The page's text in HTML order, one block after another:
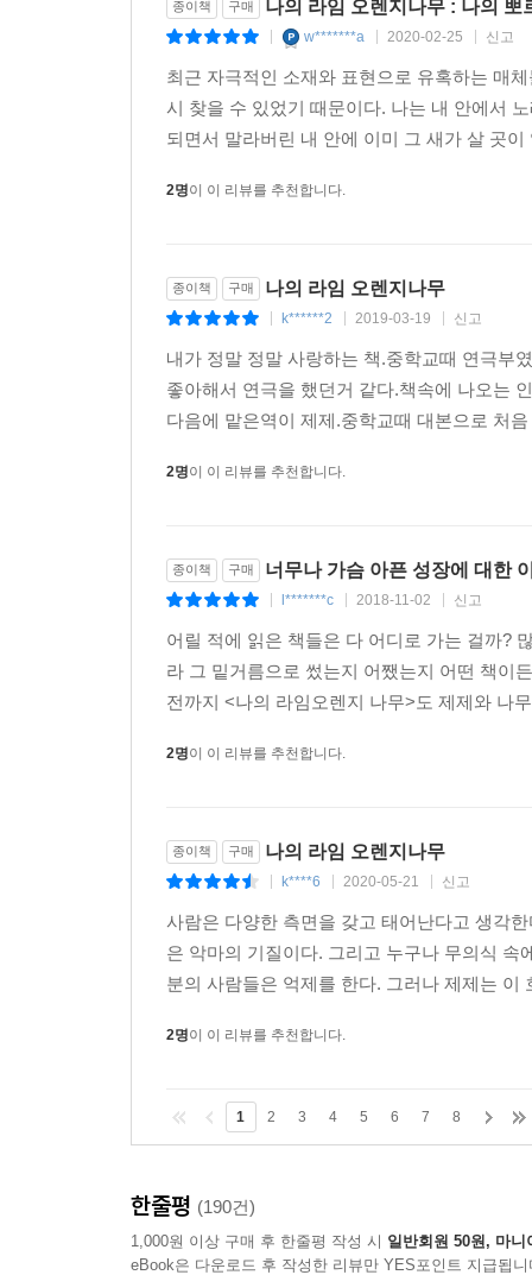
종이책 구매 나의 라임 오렌지나무 : 나의 뽀
w*******a 2020-02-25 신고
최근 자극적인 소재와 표현으로 유혹하는 매
시 찾을 수 있었기 때문이다. 나는 내 안에서
되면서 말라버린 내 안에 이미 그 새가 살 곳
2명이 이 리뷰를 추천합니다.
종이책 구매 나의 라임 오렌지나무
k******2 2019-03-19 신고
내가 정말 정말 사랑하는 책.중학교때 연극부
좋아해서 연극을 했던거 같다.책속에 나오는
다음에 맡은역이 제제.중학교때 대본으로 처
2명이 이 리뷰를 추천합니다.
종이책 구매 너무나 가슴 아픈 성장에 대한
l*******c 2018-11-02 신고
어릴 적에 읽은 책들은 다 어디로 가는 걸까?
라 그 밑거름으로 썼는지 어쨌는지 어떤 책이
전까지 <나의 라임오렌지 나무>도 제제와 나
2명이 이 리뷰를 추천합니다.
종이책 구매 나의 라임 오렌지나무
k****6 2020-05-21 신고
사람은 다양한 측면을 갖고 태어난다고 생각
은 악마의 기질이다. 그리고 누구나 무의식
분의 사람들은 억제를 한다. 그러나 제제는
2명이 이 리뷰를 추천합니다.
1 2 3 4 5 6 7 8
한줄평 (190건)
1,000원 이상 구매 후 한줄평 작성 시 일반회원 50원, 마니
eBook은 다운로드 후 작성한 리뷰만 YES포인트 지급됩니